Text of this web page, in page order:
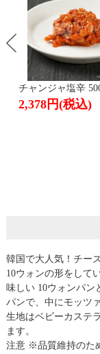
チャンジャ塩辛
2,378円(税込)
韓国で大人気！チー
10ウォンの形をして
味しい 10ウォンパン
パンで、中にモッツ
生地はベビーカステ
ます。
注意 ※品質維持のた